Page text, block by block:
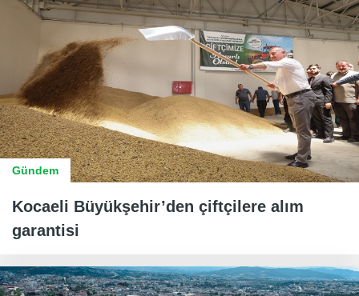
Gündem
Kocaeli Büyükşehir’den çiftçilere alım
garantisi